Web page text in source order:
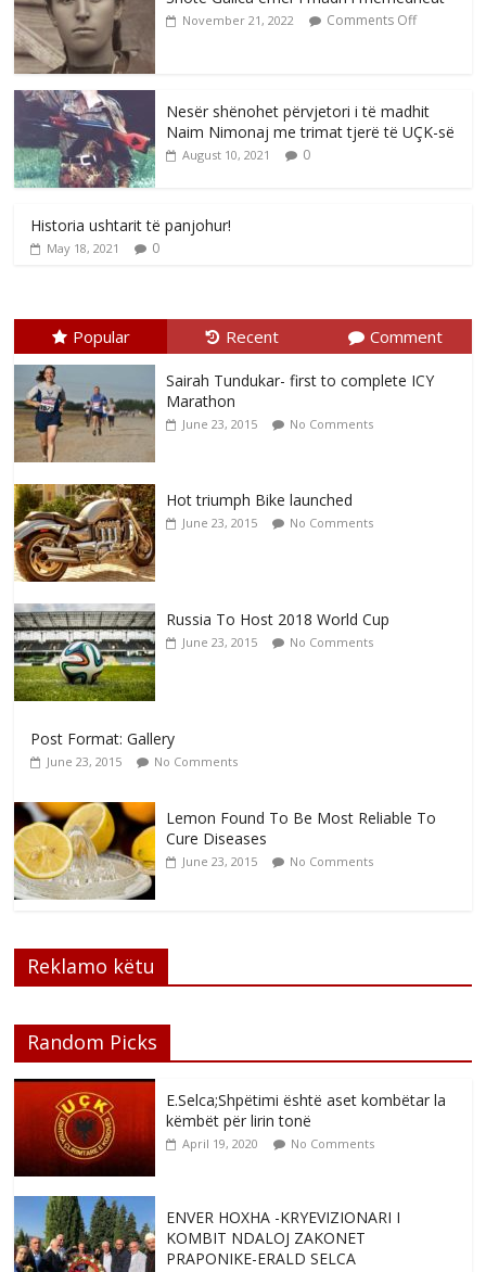
November 21, 2022 Comments Off
Nesër shënohet përvjetori i të madhit
Naim Nimonaj me trimat tjerë të UÇK-së
August 10, 2021 0
Historia ushtarit të panjohur!
May 18, 2021 0
Popular Recent Comment
Sairah Tundukar- first to complete ICY
Marathon
June 23, 2015 No Comments
Hot triumph Bike launched
June 23, 2015 No Comments
Russia To Host 2018 World Cup
June 23, 2015 No Comments
Post Format: Gallery
June 23, 2015 No Comments
Lemon Found To Be Most Reliable To
Cure Diseases
June 23, 2015 No Comments
Reklamo këtu
Random Picks
E.Selca;Shpëtimi është aset kombëtar la
këmbët për lirin tonë
April 19, 2020 No Comments
ENVER HOXHA -KRYEVIZIONARI I
KOMBIT NDALOJ ZAKONET
PRAPONIKE-ERALD SELCA